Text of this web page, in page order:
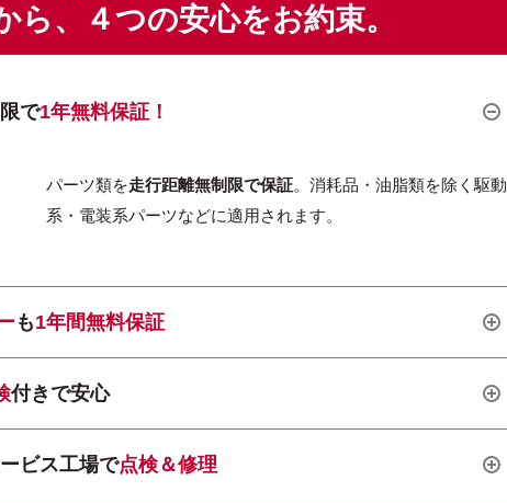
ら、４つの安心をお約束。
で1年無料保証！
パーツ類を走行距離無制限で保証。消耗品・油脂類を除く駆動
系・電装系パーツなどに適用されます。
も1年間無料保証
付きで安心
ビス工場で点検＆修理